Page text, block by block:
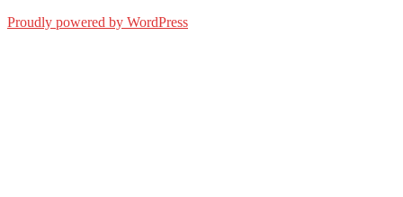
Proudly powered by WordPress